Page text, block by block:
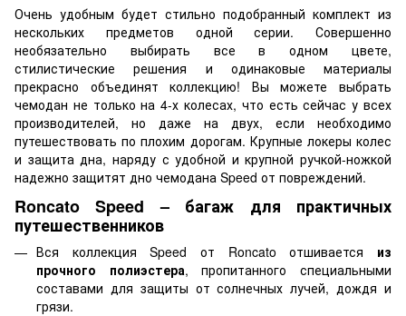
Очень удобным будет стильно подобранный комплект из
нескольких предметов одной серии. Совершенно
необязательно выбирать все в одном цвете,
стилистические решения и одинаковые материалы
прекрасно объединят коллекцию! Вы можете выбрать
чемодан не только на 4-х колесах, что есть сейчас у всех
производителей, но даже на двух, если необходимо
путешествовать по плохим дорогам. Крупные локеры колес
и защита дна, наряду с удобной и крупной ручкой-ножкой
надежно защитят дно чемодана Speed от повреждений.
Roncato Speed – багаж для практичных
путешественников
Вся коллекция Speed от Roncato отшивается из
прочного полиэстера, пропитанного специальными
составами для защиты от солнечных лучей, дождя и
грязи.